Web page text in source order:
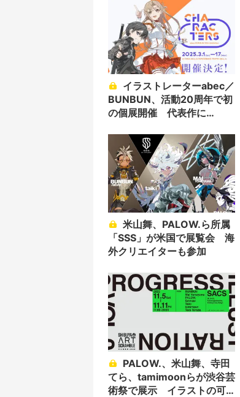
BUNBUN、活動20周年で初
の個展開催 代表作に
「SSS」が米国で展覧会 海
外クリエイターも参加
てら、tamimoonらが渋谷芸
術祭で展示 イラストの可